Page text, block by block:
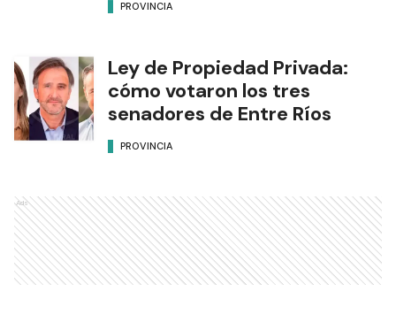
PROVINCIA
Ley de Propiedad Privada:
cómo votaron los tres
senadores de Entre Ríos
PROVINCIA
Ads